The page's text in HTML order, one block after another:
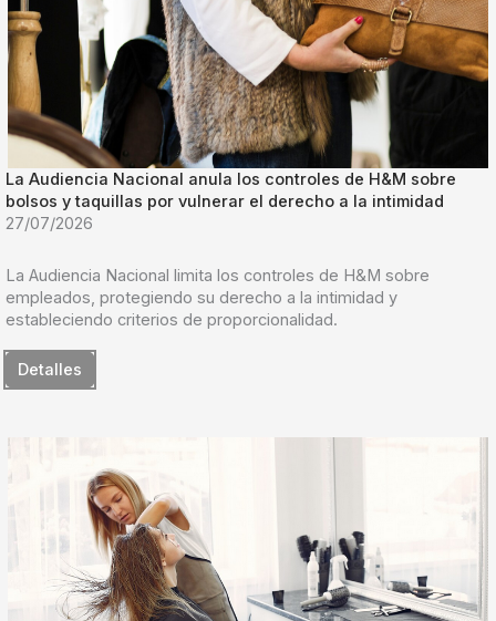
La Audiencia Nacional anula los controles de H&M sobre
bolsos y taquillas por vulnerar el derecho a la intimidad
27/07/2026
La Audiencia Nacional limita los controles de H&M sobre
empleados, protegiendo su derecho a la intimidad y
estableciendo criterios de proporcionalidad.
Detalles